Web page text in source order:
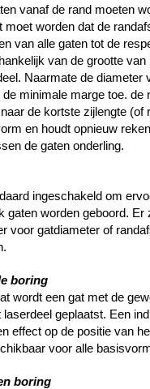
vanaf de rand moeten
worden dat de
van alle gaten tot de
van de grootte van
Naarmate de diameter
minimale marge toe. de
de kortste zijlengte (of
en houdt opnieuw
de gaten onderling.
ingeschakeld om
gaten worden geboord. Er
voor gatdiameter of
boring
wordt een gat met de
geplaatst. Een
effect op de positie van
voor alle
boring